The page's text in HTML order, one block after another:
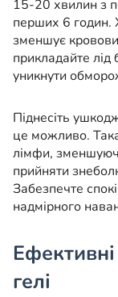
15-20 хвилин з
перших 6 годин.
зменшує
прикладайте
уникнути
Піднесіть
це можливо. Така
лімфи,
прийняти
Забезпечте
надмірного
гелі